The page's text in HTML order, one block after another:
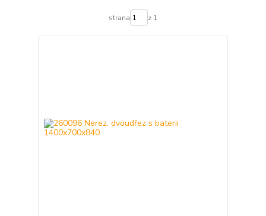
strana z 1